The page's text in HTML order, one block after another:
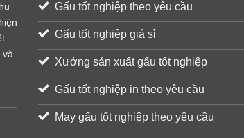
và
Gấu tốt nghiệp theo yêu cầu
Gấu tốt nghiệp giá sỉ
Xưởng sản xuất gấu tốt nghiệp
Gấu tốt nghiệp in theo yêu cầu
May gấu tốt nghiệp theo yêu cầu